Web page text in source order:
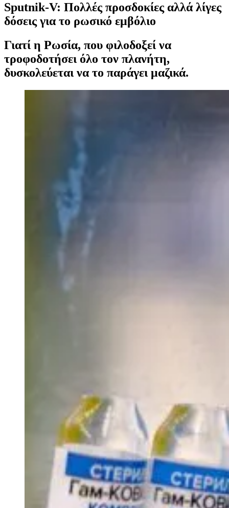
Sputnik-V: Πολλές προσδοκίες αλλά λίγες
δόσεις για το ρωσικό εμβόλιο
Γιατί η Ρωσία, που φιλοδοξεί να
τροφοδοτήσει όλο τον πλανήτη,
δυσκολεύεται να το παράγει μαζικά.